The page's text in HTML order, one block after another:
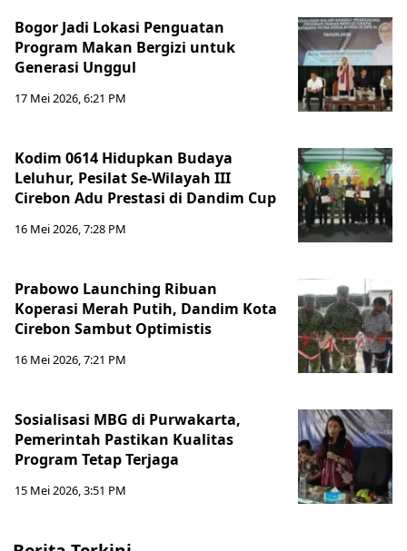
Bogor Jadi Lokasi Penguatan
Program Makan Bergizi untuk
Generasi Unggul
17 Mei 2026, 6:21 PM
Kodim 0614 Hidupkan Budaya
Leluhur, Pesilat Se-Wilayah III
Cirebon Adu Prestasi di Dandim Cup
16 Mei 2026, 7:28 PM
Prabowo Launching Ribuan
Koperasi Merah Putih, Dandim Kota
Cirebon Sambut Optimistis
16 Mei 2026, 7:21 PM
Sosialisasi MBG di Purwakarta,
Pemerintah Pastikan Kualitas
Program Tetap Terjaga
15 Mei 2026, 3:51 PM